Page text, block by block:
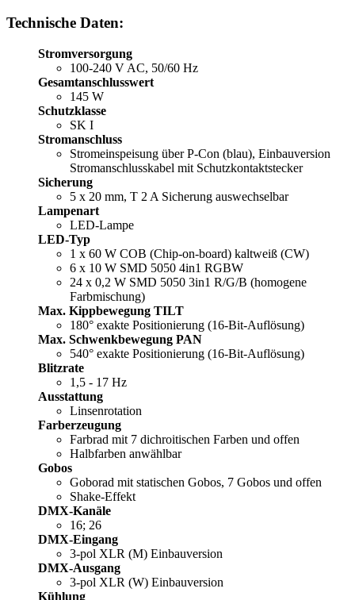
Technische Daten:
Stromversorgung
100-240 V AC, 50/60 Hz
Gesamtanschlusswert
145 W
Schutzklasse
SK I
Stromanschluss
Stromeinspeisung über P-Con (blau), Einbauversion
Stromanschlusskabel mit Schutzkontaktstecker
Sicherung
5 x 20 mm, T 2 A Sicherung auswechselbar
Lampenart
LED-Lampe
LED-Typ
1 x 60 W COB (Chip-on-board) kaltweiß (CW)
6 x 10 W SMD 5050 4in1 RGBW
24 x 0,2 W SMD 5050 3in1 R/G/B (homogene
Farbmischung)
Max. Kippbewegung TILT
180° exakte Positionierung (16-Bit-Auflösung)
Max. Schwenkbewegung PAN
540° exakte Positionierung (16-Bit-Auflösung)
Blitzrate
1,5 - 17 Hz
Ausstattung
Linsenrotation
Farberzeugung
Farbrad mit 7 dichroitischen Farben und offen
Halbfarben anwählbar
Gobos
Goborad mit statischen Gobos, 7 Gobos und offen
Shake-Effekt
DMX-Kanäle
16; 26
DMX-Eingang
3-pol XLR (M) Einbauversion
DMX-Ausgang
3-pol XLR (W) Einbauversion
Kühlung